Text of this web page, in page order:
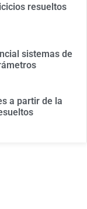
resueltos
sistemas de
a partir de la